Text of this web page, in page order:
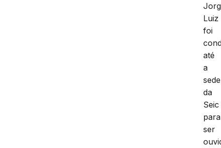
Luiz
foi
até
a
sede
da
Seic
para
ser